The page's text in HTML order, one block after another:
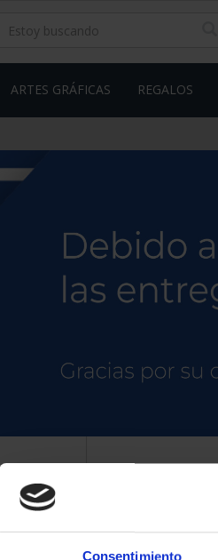
Consentimiento
ARTES GRÁFICAS REGALOS